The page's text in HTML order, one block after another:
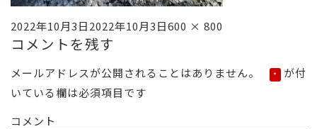
投
稿
2022年10月3日2022年10月3日フ
イ
600 × 800
コメントを残す
メールアドレスが公開されることはありません。 *
が付
いている欄は必須項目です
コメント